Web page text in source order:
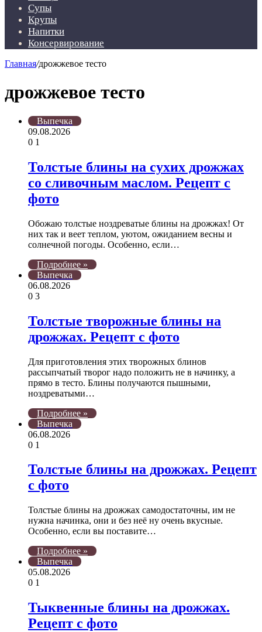
Супы
Крупы
Напитки
Консервирование
Главная/дрожжевое тесто
дрожжевое тесто
Выпечка
09.08.2026
0 1
Толстые блины на сухих дрожжах
со сливочным маслом. Рецепт с
фото
Обожаю толстые ноздреватые блины на дрожжах! От
них так и веет теплом, уютом, ожиданием весны и
солнечной погоды. Особенно, если…
Подробнее »
Выпечка
06.08.2026
0 3
Толстые творожные блины на
дрожжах. Рецепт с фото
Для приготовления этих творожных блинов
рассыпчатый творог надо положить не в начинку, а
прямо в тесто. Блины получаются пышными,
ноздреватыми…
Подробнее »
Выпечка
06.08.2026
0 1
Толстые блины на дрожжах. Рецепт
с фото
Толстые блины на дрожжах самодостаточны, им не
нужна начинка, они и без неё ну очень вкусные.
Особенно, если вы поставите…
Подробнее »
Выпечка
05.08.2026
0 1
Тыквенные блины на дрожжах.
Рецепт с фото